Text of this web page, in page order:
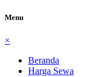
Menu
×
Beranda
Harga Sewa